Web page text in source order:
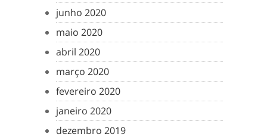
junho 2020
maio 2020
abril 2020
março 2020
fevereiro 2020
janeiro 2020
dezembro 2019